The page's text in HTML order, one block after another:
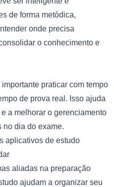
de forma metódica,
onde precisa
o conhecimento e
praticar com tempo
de prova real. Isso ajuda
a melhorar o gerenciamento
no dia do exame.
aplicativos de estudo
aliadas na preparação
ajudam a organizar seu